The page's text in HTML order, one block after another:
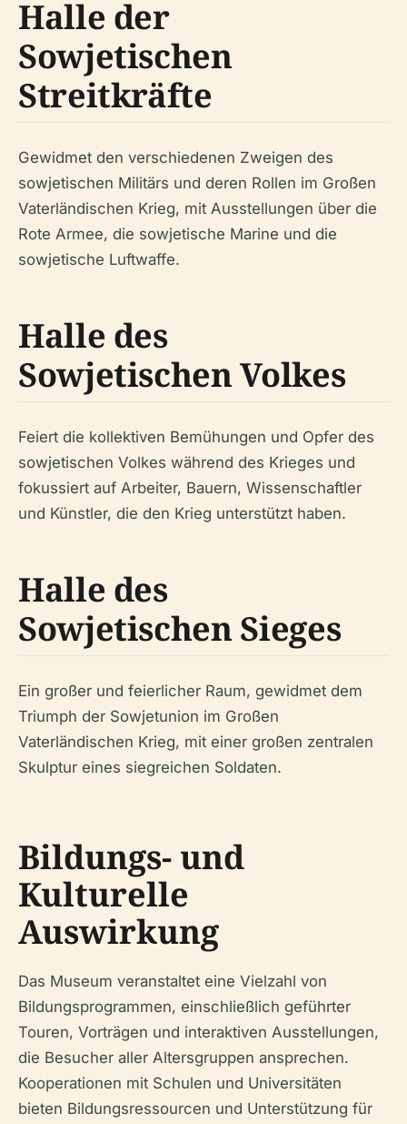
Halle der
Sowjetischen
Streitkräfte
Gewidmet den verschiedenen Zweigen des
sowjetischen Militärs und deren Rollen im Großen
Vaterländischen Krieg, mit Ausstellungen über die
Rote Armee, die sowjetische Marine und die
sowjetische Luftwaffe.
Halle des
Sowjetischen Volkes
Feiert die kollektiven Bemühungen und Opfer des
sowjetischen Volkes während des Krieges und
fokussiert auf Arbeiter, Bauern, Wissenschaftler
und Künstler, die den Krieg unterstützt haben.
Halle des
Sowjetischen Sieges
Ein großer und feierlicher Raum, gewidmet dem
Triumph der Sowjetunion im Großen
Vaterländischen Krieg, mit einer großen zentralen
Skulptur eines siegreichen Soldaten.
Bildungs- und
Kulturelle
Auswirkung
Das Museum veranstaltet eine Vielzahl von
Bildungsprogrammen, einschließlich geführter
Touren, Vorträgen und interaktiven Ausstellungen,
die Besucher aller Altersgruppen ansprechen.
Kooperationen mit Schulen und Universitäten
bieten Bildungsressourcen und Unterstützung für